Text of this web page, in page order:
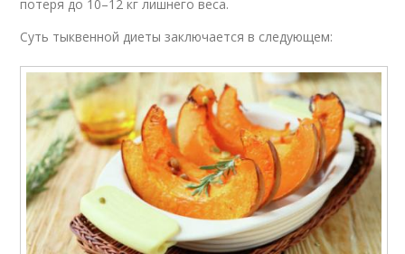
потеря до 10–12 кг лишнего веса.
Суть тыквенной диеты заключается в следующем: